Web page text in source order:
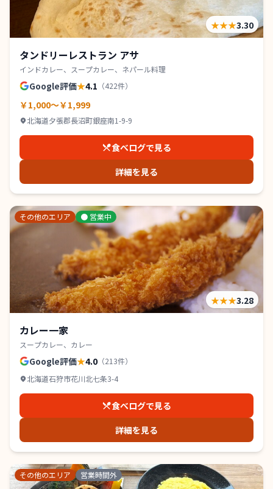
★★★3.30
タンドリーレストラン アサ
インドカレー、スープカレー、ネパール料理
Google評価★4.1 （422件）
￥1,000～￥1,999
北海道夕張郡長沼町銀座南1-9-9
食べログで見る
詳細を見る
その他のエリア ● 営業中
★★★3.28
カレー一家
スープカレー、カレー
Google評価★4.0 （213件）
北海道石狩市花川北七条3-4
食べログで見る
詳細を見る
その他のエリア 営業時間外